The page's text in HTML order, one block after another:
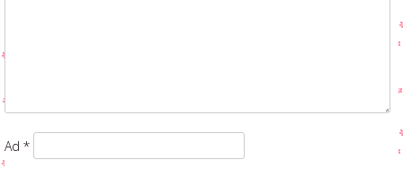
Ad *